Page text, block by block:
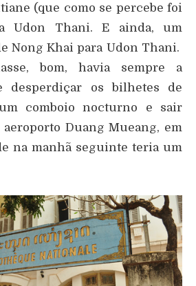
(que como se percebe foi
Udon Thani. E ainda, um
Nong Khai para Udon Thani.
bom, havia sempre a
desperdiçar os bilhetes de
comboio nocturno e sair
Duang Mueang, em
na manhã seguinte teria um